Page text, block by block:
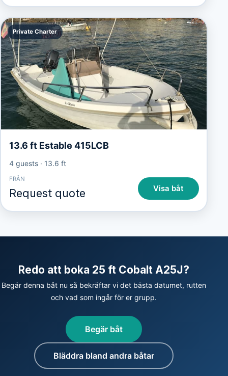
Private Charter
13.6 ft Estable 415LCB
4 guests· 13.6 ft
FRÅN
Request quote Visa båt
Redo att boka 25 ft Cobalt A25J?
Begär denna båt nu så bekräftar vi det bästa datumet, rutten
och vad som ingår för er grupp.
Begär båt
Bläddra bland andra båtar